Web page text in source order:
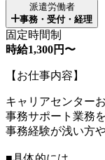
派遣労働者
事務・受付・経理
固定時間制
時給1,300円〜
【お仕事内容】
キャリアセンター
事務サポート業務
事務経験が浅い方